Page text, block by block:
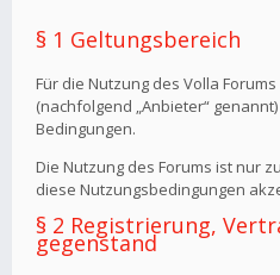
§ 1 Geltungsbereich
Für die Nutzung des Volla
(nachfolgend „Anbieter“
Bedingungen.
Die Nutzung des Forums ist nur
diese Nutzungsbedingungen
§ 2 Registrierung,
gegenstand